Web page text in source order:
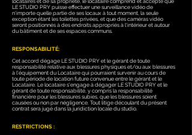
locataires et de sa propriété, le locataire comprend et accepte que
LE STUDIO PRY puisse effectuer une surveillance vidéo de
n'importe quelle partie de ses locaux à tout moment, la seule
exception étant les toilettes privées, et que des caméras vidéo
seront positionnés à des endroits appropriés à l'intérieur et autour
du bâtiment et de ses espaces communs.
RESPONSABILITÉ:
Cet accord dégage LE STUDIO PRY et le gérant de toute
responsabilité relative aux blessures physiques et/ou aux blessures
à l'équipement du Locataire qui pourraient survenir au cours de
toute période de location future convenue entre le gérant et le
Locataire. Le locataire s'engage à dégager LE STUDIO PRY et le
gérant de toute responsabilité, y compris la responsabilité
financière pour les blessures subies, que les blessures soient
causées ou non par négligence. Tout litige découlant du présent
contrat sera jugé dans la juridiction locale du studio.
RESTRICTIONS :